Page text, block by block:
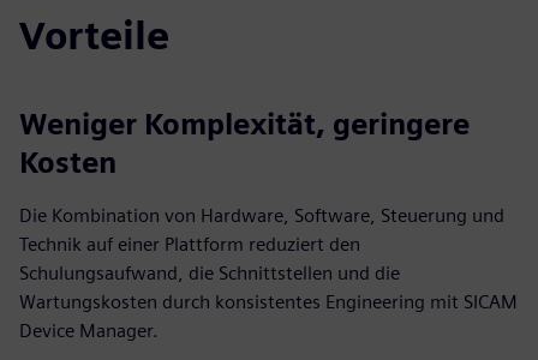
Vorteile
Weniger Komplexität, geringere
Kosten
Die Kombination von Hardware, Software, Steuerung und
Technik auf einer Plattform reduziert den
Schulungsaufwand, die Schnittstellen und die
Wartungskosten durch konsistentes Engineering mit SICAM
Device Manager.